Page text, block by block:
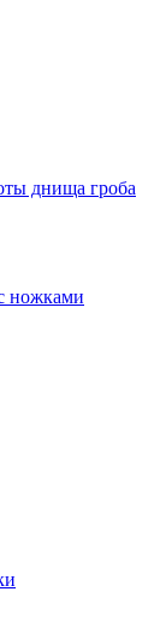
днища гроба
ножками